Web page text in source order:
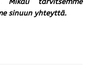
sinuun yhteyttä.